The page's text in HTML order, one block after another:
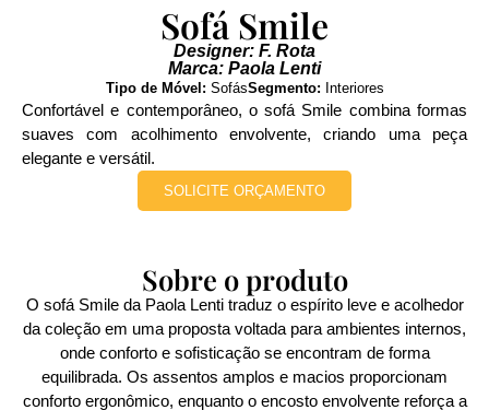
Sofá Smile
Designer: F. Rota
Marca: Paola Lenti
Tipo de Móvel: SofásSegmento: Interiores
Confortável e contemporâneo, o sofá Smile combina formas
suaves com acolhimento envolvente, criando uma peça
elegante e versátil.
SOLICITE ORÇAMENTO
Sobre o produto
O sofá Smile da Paola Lenti traduz o espírito leve e acolhedor
da coleção em uma proposta voltada para ambientes internos,
onde conforto e sofisticação se encontram de forma
equilibrada. Os assentos amplos e macios proporcionam
conforto ergonômico, enquanto o encosto envolvente reforça a